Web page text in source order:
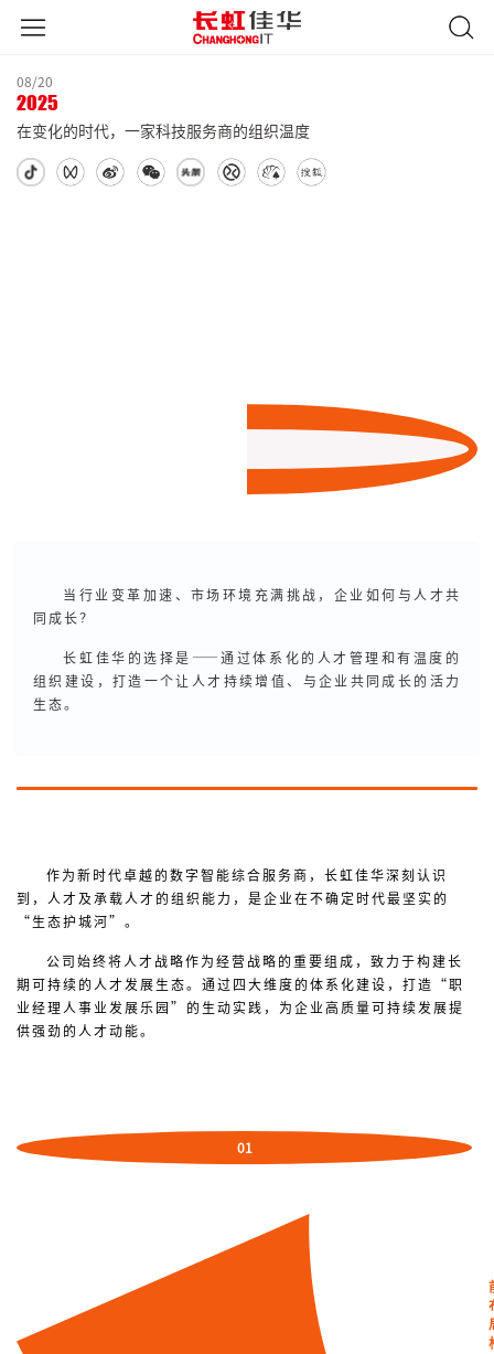
08/20
2025
在变化的时代，一家科技服务商的组织温度
当行业变革加速、市场环境充满挑战，企业如何与人才共
同成长？
长虹佳华的选择是——通过体系化的人才管理和有温度的
组织建设，打造一个让人才持续增值、与企业共同成长的活力
生态。
作为新时代卓越的数字智能综合服务商，长虹佳华深刻认识
到，人才及承载人才的组织能力，是企业在不确定时代最坚实的
“生态护城河”。
公司始终将人才战略作为经营战略的重要组成，致力于构建长
期可持续的人才发展生态。通过四大维度的体系化建设，打造“职
业经理人事业发展乐园”的生动实践，为企业高质量可持续发展提
供强劲的人才动能。
01